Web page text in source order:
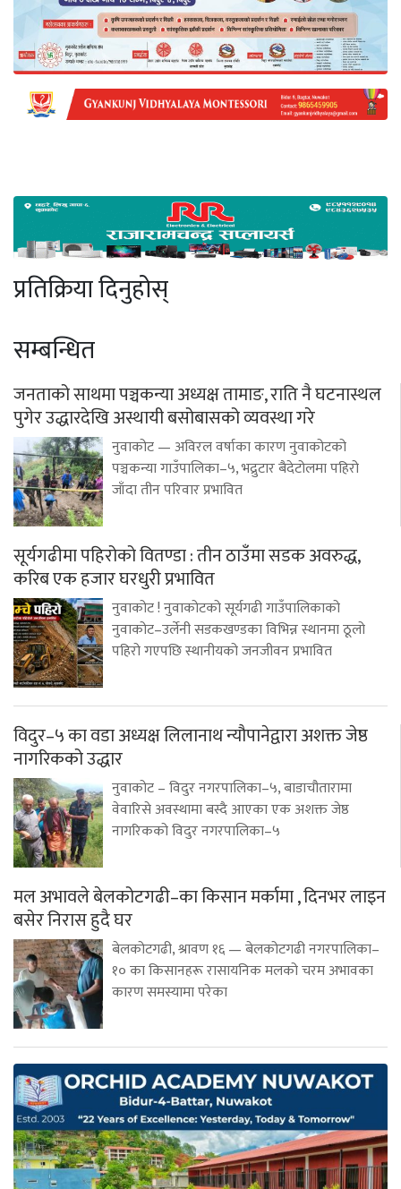
प्रतिक्रिया दिनुहोस्
सम्बन्धित
जनताको साथमा पञ्चकन्या अध्यक्ष तामाङ, राति नै घटनास्थल
पुगेर उद्धारदेखि अस्थायी बसोबासको व्यवस्था गरे
नुवाकोट — अविरल वर्षाका कारण नुवाकोटको
पञ्चकन्या गाउँपालिका–५, भद्रुटार बैदेटोलमा पहिरो
जाँदा तीन परिवार प्रभावित
सूर्यगढीमा पहिरोको वितण्डा : तीन ठाउँमा सडक अवरुद्ध,
करिब एक हजार घरधुरी प्रभावित
नुवाकोट ! नुवाकोटको सूर्यगढी गाउँपालिकाको
नुवाकोट–उर्लेनी सडकखण्डका विभिन्न स्थानमा ठूलो
पहिरो गएपछि स्थानीयको जनजीवन प्रभावित
विदुर–५ का वडा अध्यक्ष लिलानाथ न्यौपानेद्वारा अशक्त जेष्ठ
नागरिकको उद्धार
नुवाकोट – विदुर नगरपालिका–५, बाडाचौतारामा
वेवारिसे अवस्थामा बस्दै आएका एक अशक्त जेष्ठ
नागरिकको विदुर नगरपालिका–५
मल अभावले बेलकोटगढी–का किसान मर्कामा , दिनभर लाइन
बसेर निरास हुदै घर
बेलकोटगढी, श्रावण १६ — बेलकोटगढी नगरपालिका–
१० का किसानहरू रासायनिक मलको चरम अभावका
कारण समस्यामा परेका